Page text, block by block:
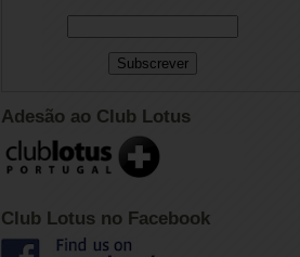
Adesão ao Club Lotus
Club Lotus no Facebook